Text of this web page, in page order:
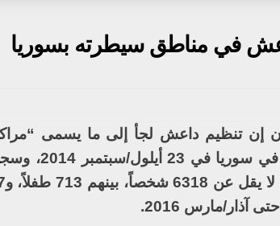
في مناطق سيطرته بسوريا
إن تنظيم داعش لجأ إلى ما يسمى “مراكز
هجمات التحالف